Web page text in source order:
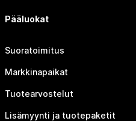
Pääluokat
Suoratoimitus
Markkinapaikat
Tuotearvostelut
Lisämyynti ja tuotepaketit